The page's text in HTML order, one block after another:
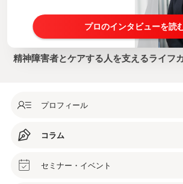
プロのインタビューを読
精神障害者とケアする人を支えるライフ
プロフィール
コラム
セミナー・イベント